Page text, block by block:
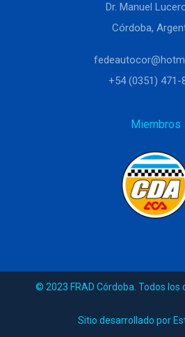
Dr. Manuel
Córdoba,
+54 (0351) 471-
Miembros
© 2023 FRAD Córdoba. Todos los
Sitio desarrollado por